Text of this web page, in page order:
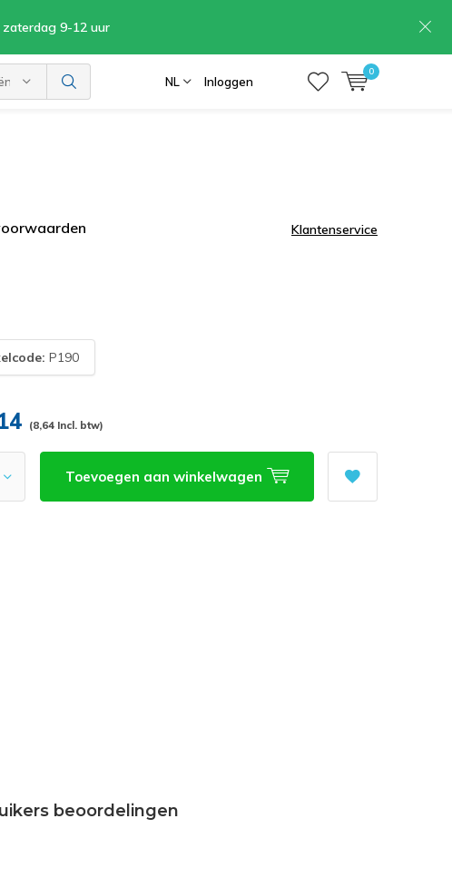
NL Inloggen
0
zaterdag 9-12 uur
Klantenservice
P190
(8,64 Incl. btw)
Toevoegen aan winkelwagen
beoordelingen